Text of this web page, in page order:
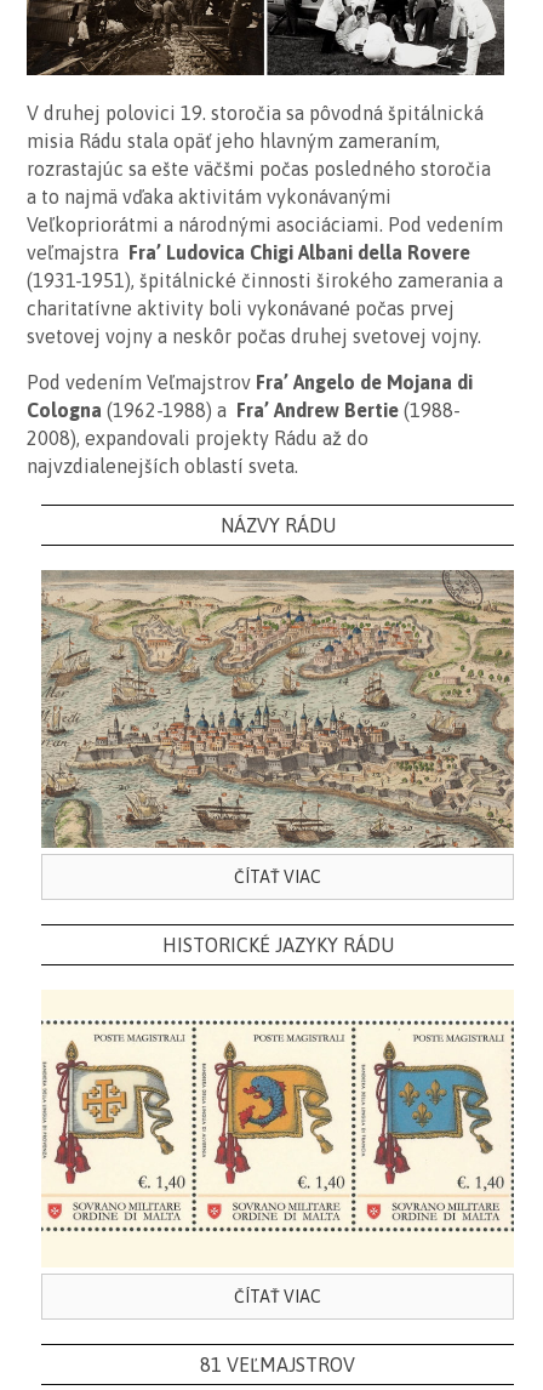
V druhej polovici 19. storočia sa pôvodná špitálnická
misia Rádu stala opäť jeho hlavným zameraním,
rozrastajúc sa ešte väčšmi počas posledného storočia
a to najmä vďaka aktivitám vykonávanými
Veľkopriorátmi a národnými asociáciami. Pod vedením
veľmajstra Fra’ Ludovica Chigi Albani della Rovere
(1931-1951), špitálnické činnosti širokého zamerania a
charitatívne aktivity boli vykonávané počas prvej
svetovej vojny a neskôr počas druhej svetovej vojny.
Pod vedením Veľmajstrov Fra’ Angelo de Mojana di
Cologna (1962-1988) a Fra’ Andrew Bertie (1988-
2008), expandovali projekty Rádu až do
najvzdialenejších oblastí sveta.
NÁZVY RÁDU
ČÍTAŤ VIAC
HISTORICKÉ JAZYKY RÁDU
ČÍTAŤ VIAC
81 VEĽMAJSTROV